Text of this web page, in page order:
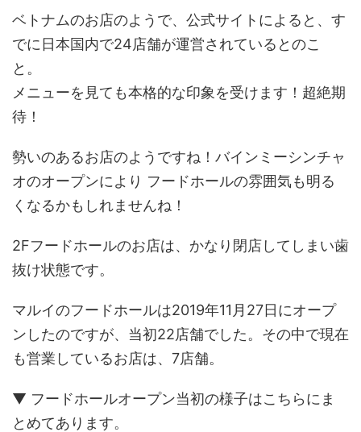
ベトナムのお店のようで、公式サイトによると、す
でに日本国内で24店舗が運営されているとのこ
と。
メニューを見ても本格的な印象を受けます！超絶期
待！
勢いのあるお店のようですね！バインミーシンチャ
オのオープンにより フードホールの雰囲気も明る
くなるかもしれませんね！
2Fフードホールのお店は、かなり閉店してしまい歯
抜け状態です。
マルイのフードホールは2019年11月27日にオープ
ンしたのですが、当初22店舗でした。その中で現在
も営業しているお店は、7店舗。
▼ フードホールオープン当初の様子はこちらにま
とめてあります。